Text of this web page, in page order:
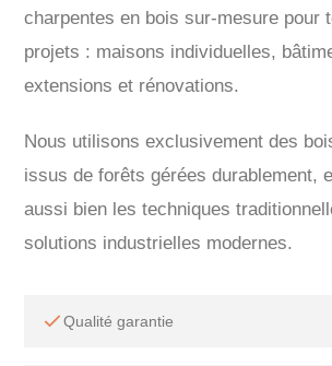
charpentes en bois sur-mesure pour
projets : maisons individuelles,
extensions et rénovations.
Nous utilisons exclusivement des
issus de forêts gérées durablement,
aussi bien les techniques
solutions industrielles modernes.
Qualité garantie